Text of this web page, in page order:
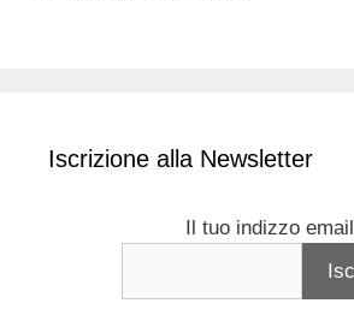
Iscrizione alla Newsletter
Il tuo indizzo email